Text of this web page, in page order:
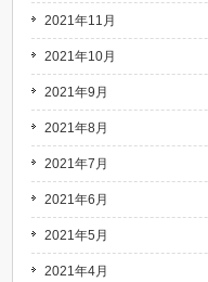
2021年11月
2021年10月
2021年9月
2021年8月
2021年7月
2021年6月
2021年5月
2021年4月